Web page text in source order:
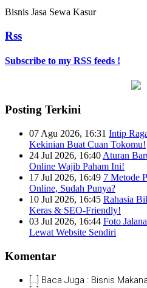
Bisnis Jasa Sewa Kasur
Rss
Subscribe to my RSS feeds !
Posting Terkini
07 Agu 2026, 16:31 Intip
Kekinian Buat Cuan Tokomu!
24 Jul 2026, 16:40 Aturan
Online Wajib Paham Ini!
17 Jul 2026, 16:49 7 Metode
Online, Sudah Punya?
10 Jul 2026, 16:45 Rahasia
Keras & SEO-Friendly!
03 Jul 2026, 16:44 Foto
Lewat Website Sendiri
Komentar
[…] Baca Juga : Bisnis